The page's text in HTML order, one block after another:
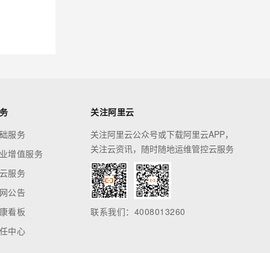
服务
增值服务
服务
公告
看板
中心
关注阿里云
关注阿里云公众号或下载阿里云APP，
关注云资讯，随时随地运维管控云服务
联系我们：4008013260